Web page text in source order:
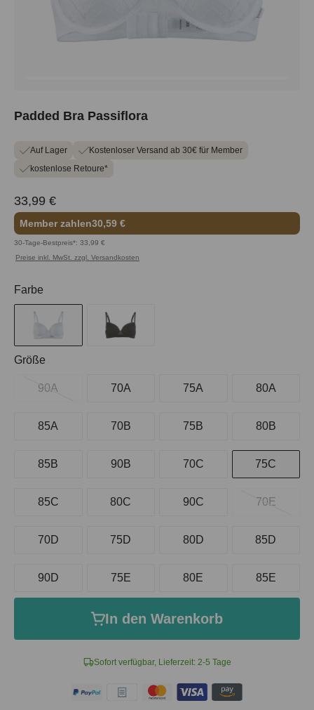
Padded Bra Passiflora
Auf Lager
Kostenloser Versand ab 30€ für Member
kostenlose Retoure*
33,99 €
Member zahlen30,59 €
30-Tage-Bestpreis*: 33,99 €
Preise inkl. MwSt. zzgl. Versandkosten
Sofort verfügbar, Lieferzeit: 2-5 Tage
Farbe
Größe
90A 70A 75A 80A
85A 70B 75B 80B
85B 90B 70C 75C
85C 80C 90C 70E
70D 75D 80D 85D
90D 75E 80E 85E
In den Warenkorb